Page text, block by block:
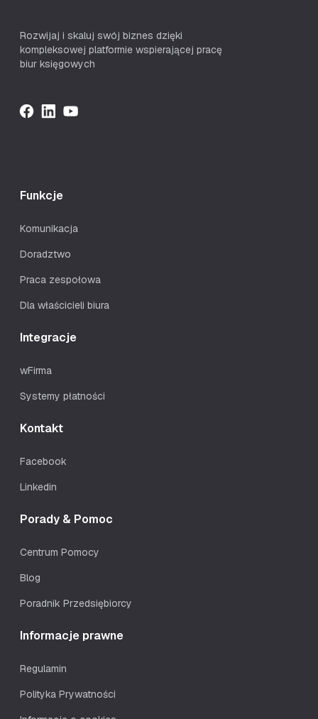
Rozwijaj i skaluj swój biznes dzięki
kompleksowej platformie wspierającej pracę
biur księgowych
Funkcje
Komunikacja
Doradztwo
Praca zespołowa
Dla właścicieli biura
Integracje
wFirma
Systemy płatności
Kontakt
Facebook
Linkedin
Porady & Pomoc
Centrum Pomocy
Blog
Poradnik Przedsiębiorcy
Informacje prawne
Regulamin
Polityka Prywatności